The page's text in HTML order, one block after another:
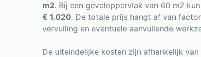
m2. Bij een geveloppervlak van 60 m2
€ 1.020. De totale prijs hangt af van
vervuiling en eventuele aanvullende
De uiteindelijke kosten zijn afhankelijk